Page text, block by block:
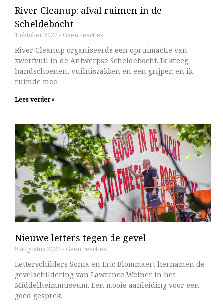
River Cleanup: afval ruimen in de
Scheldebocht
1 oktober 2022 Geen reacties
River Cleanup organiseerde een opruimactie van
zwerfvuil in de Antwerpse Scheldebocht. Ik kreeg
handschoenen, vuilniszakken en een grijper, en ik
ruimde mee.
Lees verder »
Nieuwe letters tegen de gevel
9 augustus 2022 Geen reacties
Letterschilders Sonia en Eric Blommaert hernamen de
gevelschildering van Lawrence Weiner in het
Middelheimmuseum. Een mooie aanleiding voor een
goed gesprek.